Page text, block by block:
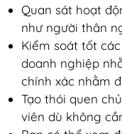
Quan sát hoạt
như người thân
Kiểm soát tốt
doanh nghiệp
chính xác nhằm
Tạo thói quen
viên dù không